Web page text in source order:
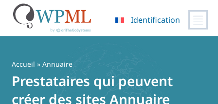
contenu
Identification
Accueil » Annuaire
Prestataires qui peuvent
créer des sites Annuaire